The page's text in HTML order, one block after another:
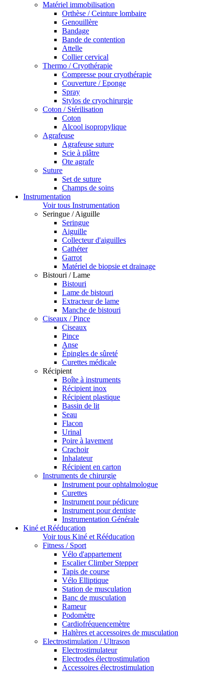
Matériel immobilisation
Orthèse / Ceinture lombaire
Genouillère
Bandage
Bande de contention
Attelle
Collier cervical
Thermo / Cryothérapie
Compresse pour cryothérapie
Couverture / Eponge
Spray
Stylos de cryochirurgie
Coton / Stérilisation
Coton
Alcool isopropylique
Agrafeuse
Agrafeuse suture
Scie à plâtre
Ote agrafe
Suture
Set de suture
Champs de soins
Instrumentation
Voir tous Instrumentation
Seringue / Aiguille
Seringue
Aiguille
Collecteur d'aiguilles
Cathéter
Garrot
Matériel de biopsie et drainage
Bistouri / Lame
Bistouri
Lame de bistouri
Extracteur de lame
Manche de bistouri
Ciseaux / Pince
Ciseaux
Pince
Anse
Épingles de sûreté
Curettes médicale
Récipient
Boîte à instruments
Récipient inox
Récipient plastique
Bassin de lit
Seau
Flacon
Urinal
Poire à lavement
Crachoir
Inhalateur
Récipient en carton
Instruments de chirurgie
Instrument pour ophtalmologue
Curettes
Instrument pour pédicure
Instrument pour dentiste
Instrumentation Générale
Kiné et Rééducation
Voir tous Kiné et Rééducation
Fitness / Sport
Vélo d'appartement
Escalier Climber Stepper
Tapis de course
Vélo Elliptique
Station de musculation
Banc de musculation
Rameur
Podomètre
Cardiofréquencemètre
Haltères et accessoires de musculation
Electrostimulation / Ultrason
Electrostimulateur
Electrodes électrostimulation
Accessoires électrostimulation